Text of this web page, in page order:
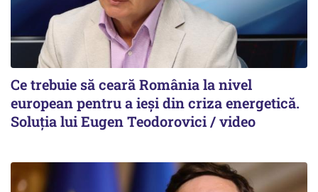
Ce trebuie să ceară România la nivel
european pentru a ieși din criza energetică.
Soluția lui Eugen Teodorovici / video